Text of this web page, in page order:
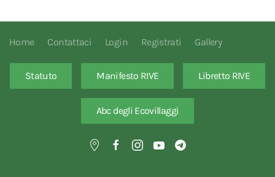
Home Contattaci Login Registrati Gallery
Statuto Manifesto RIVE Libretto RIVE
Abc degli Ecovillaggi